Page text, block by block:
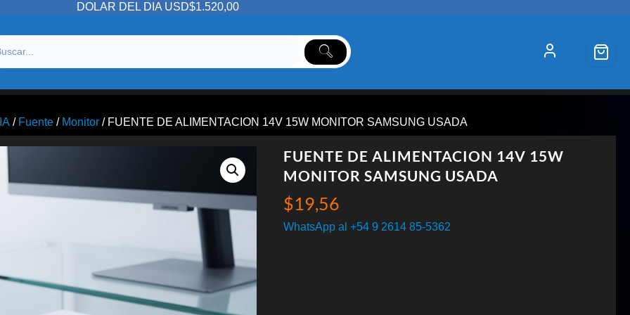
DOLAR DEL DIA USD$1.520,00
/ Fuente / Monitor / FUENTE DE ALIMENTACION 14V 15W MONITOR SAMSUNG USADA
FUENTE DE ALIMENTACION 14V 15W
MONITOR SAMSUNG USADA
$19,56
WhatsApp al +54 9 2614 85-5362